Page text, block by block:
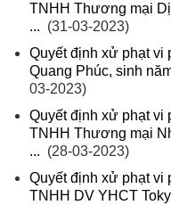
TNHH Thương mại
... (31-03-2023)
Quyết định xử phạt vi
Quang Phúc, sinh
03-2023)
Quyết định xử phạt vi
TNHH Thương mại
... (28-03-2023)
Quyết định xử phạt vi
TNHH DV YHCT